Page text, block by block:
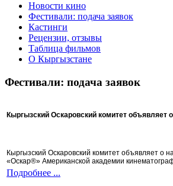
Новости кино
Фестивали: подача заявок
Кастинги
Рецензии, отзывы
Таблица фильмов
О Кыргызстане
Фестивали: подача заявок
Кыргызский Оскаровский комитет объявляет
Кыргызский Оскаровский комитет объявляет
«Оскар®» Американской академии
Подробнее ...